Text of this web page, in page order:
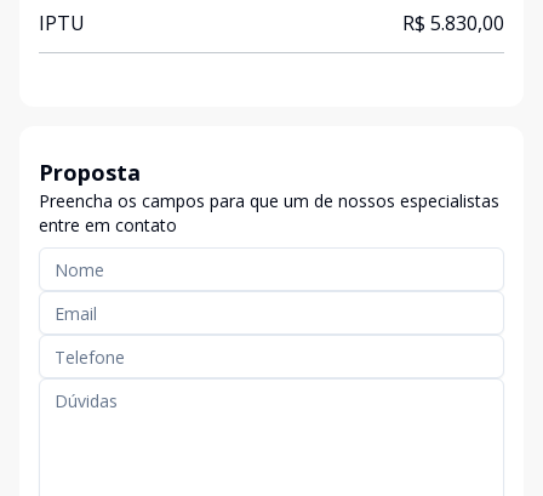
IPTU R$ 5.830,00
Proposta
Preencha os campos para que um de nossos especialistas
entre em contato